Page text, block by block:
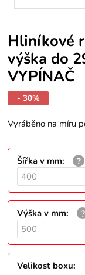
Hliníkové
výška do
VYPÍNAČ
- 30%
Vyráběno na míru
Šířka v mm:
Výška v mm:
Velikost boxu: